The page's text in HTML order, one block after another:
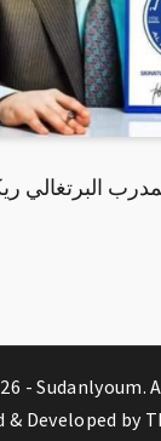
البرتغالي
-Sudanlyoum.
& Developed by